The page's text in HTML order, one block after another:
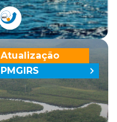
Atualização
PMGIRS